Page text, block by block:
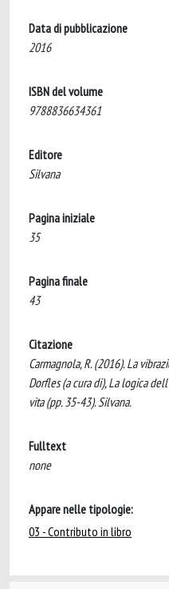
Data di pubblicazione
2016
ISBN del volume
9788836634361
Editore
Silvana
Pagina iniziale
35
Pagina finale
43
Citazione
Carmagnola, R. (2016). La
Dorfles (a cura di), La logica
vita (pp. 35-43). Silvana.
Fulltext
none
Appare nelle tipologie:
03 - Contributo in libro